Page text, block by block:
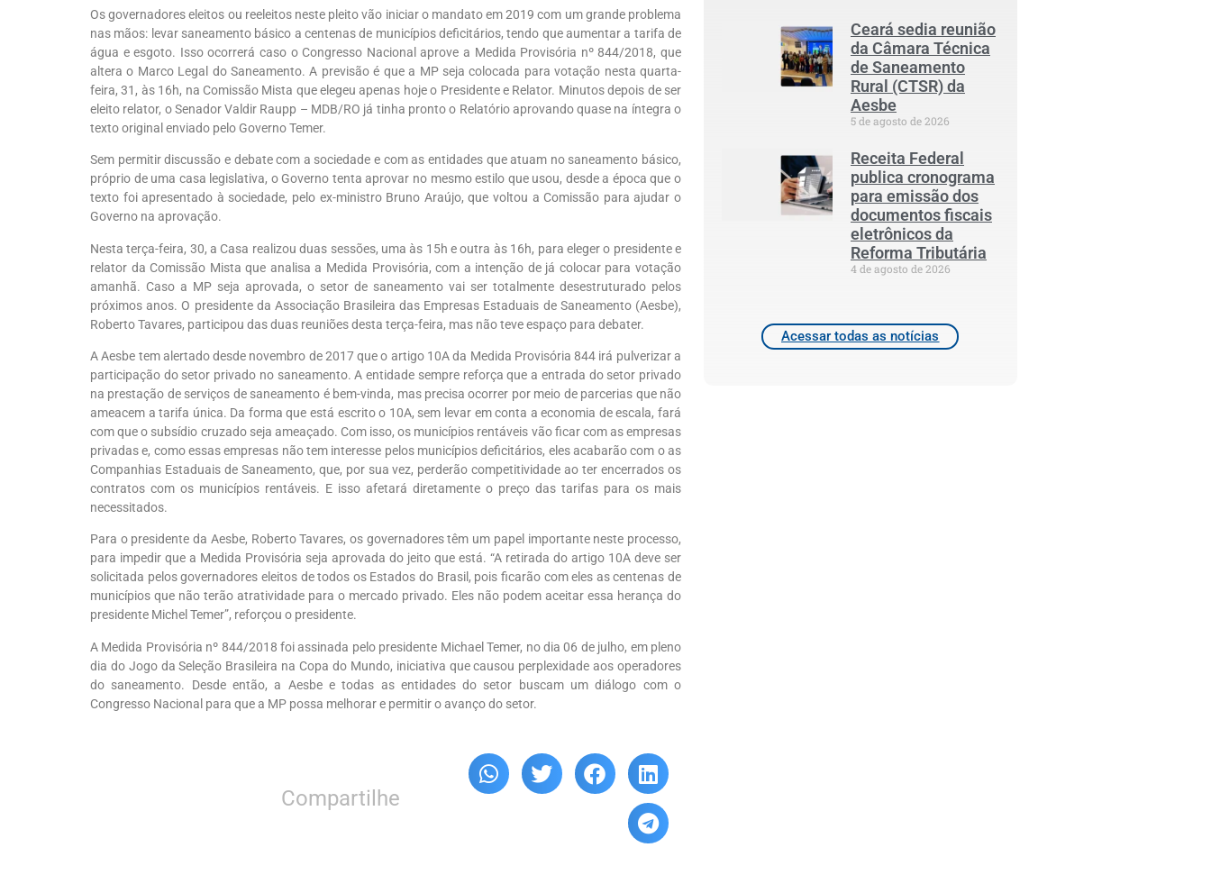
Os governadores eleitos ou reeleitos neste pleito vão iniciar o mandato em 2019 com um grande problema
nas mãos: levar saneamento básico a centenas de municípios deficitários, tendo que aumentar a tarifa de
água e esgoto. Isso ocorrerá caso o Congresso Nacional aprove a Medida Provisória nº 844/2018, que
altera o Marco Legal do Saneamento. A previsão é que a MP seja colocada para votação nesta quarta-
feira, 31, às 16h, na Comissão Mista que elegeu apenas hoje o Presidente e Relator. Minutos depois de ser
eleito relator, o Senador Valdir Raupp – MDB/RO já tinha pronto o Relatório aprovando quase na íntegra o
texto original enviado pelo Governo Temer.
Sem permitir discussão e debate com a sociedade e com as entidades que atuam no saneamento básico,
próprio de uma casa legislativa, o Governo tenta aprovar no mesmo estilo que usou, desde a época que o
texto foi apresentado à sociedade, pelo ex-ministro Bruno Araújo, que voltou a Comissão para ajudar o
Governo na aprovação.
Nesta terça-feira, 30, a Casa realizou duas sessões, uma às 15h e outra às 16h, para eleger o presidente e
relator da Comissão Mista que analisa a Medida Provisória, com a intenção de já colocar para votação
amanhã. Caso a MP seja aprovada, o setor de saneamento vai ser totalmente desestruturado pelos
próximos anos. O presidente da Associação Brasileira das Empresas Estaduais de Saneamento (Aesbe),
Roberto Tavares, participou das duas reuniões desta terça-feira, mas não teve espaço para debater.
A Aesbe tem alertado desde novembro de 2017 que o artigo 10A da Medida Provisória 844 irá pulverizar a
participação do setor privado no saneamento. A entidade sempre reforça que a entrada do setor privado
na prestação de serviços de saneamento é bem-vinda, mas precisa ocorrer por meio de parcerias que não
ameacem a tarifa única. Da forma que está escrito o 10A, sem levar em conta a economia de escala, fará
com que o subsídio cruzado seja ameaçado. Com isso, os municípios rentáveis vão ficar com as empresas
privadas e, como essas empresas não tem interesse pelos municípios deficitários, eles acabarão com o as
Companhias Estaduais de Saneamento, que, por sua vez, perderão competitividade ao ter encerrados os
contratos com os municípios rentáveis. E isso afetará diretamente o preço das tarifas para os mais
necessitados.
Para o presidente da Aesbe, Roberto Tavares, os governadores têm um papel importante neste processo,
para impedir que a Medida Provisória seja aprovada do jeito que está. “A retirada do artigo 10A deve ser
solicitada pelos governadores eleitos de todos os Estados do Brasil, pois ficarão com eles as centenas de
municípios que não terão atratividade para o mercado privado. Eles não podem aceitar essa herança do
presidente Michel Temer”, reforçou o presidente.
A Medida Provisória nº 844/2018 foi assinada pelo presidente Michael Temer, no dia 06 de julho, em pleno
dia do Jogo da Seleção Brasileira na Copa do Mundo, iniciativa que causou perplexidade aos operadores
do saneamento. Desde então, a Aesbe e todas as entidades do setor buscam um diálogo com o
Congresso Nacional para que a MP possa melhorar e permitir o avanço do setor.
Compartilhe
Ceará sedia reunião
da Câmara Técnica
de Saneamento
Rural (CTSR) da
Aesbe
5 de agosto de 2026
Receita Federal
publica cronograma
para emissão dos
documentos fiscais
eletrônicos da
Reforma Tributária
4 de agosto de 2026
Acessar todas as notícias